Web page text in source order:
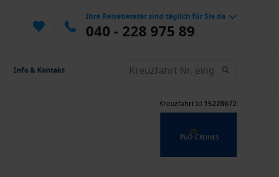
Ihre Reiseberater sind täglich für Sie da
040 - 228 975 89
Info & Kontakt
Kreuzfahrt Id:15228672